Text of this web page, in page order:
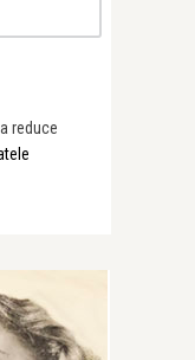
reduce